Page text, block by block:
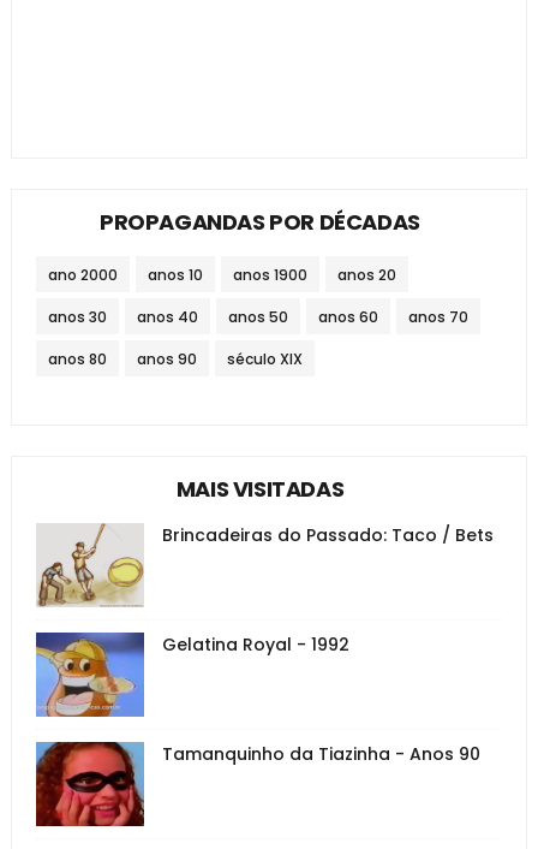
PROPAGANDAS POR DÉCADAS
ano 2000 anos 10 anos 1900 anos 20
anos 30 anos 40 anos 50 anos 60 anos 70
anos 80 anos 90 século XIX
MAIS VISITADAS
Brincadeiras do Passado: Taco / Bets
Gelatina Royal - 1992
Tamanquinho da Tiazinha - Anos 90